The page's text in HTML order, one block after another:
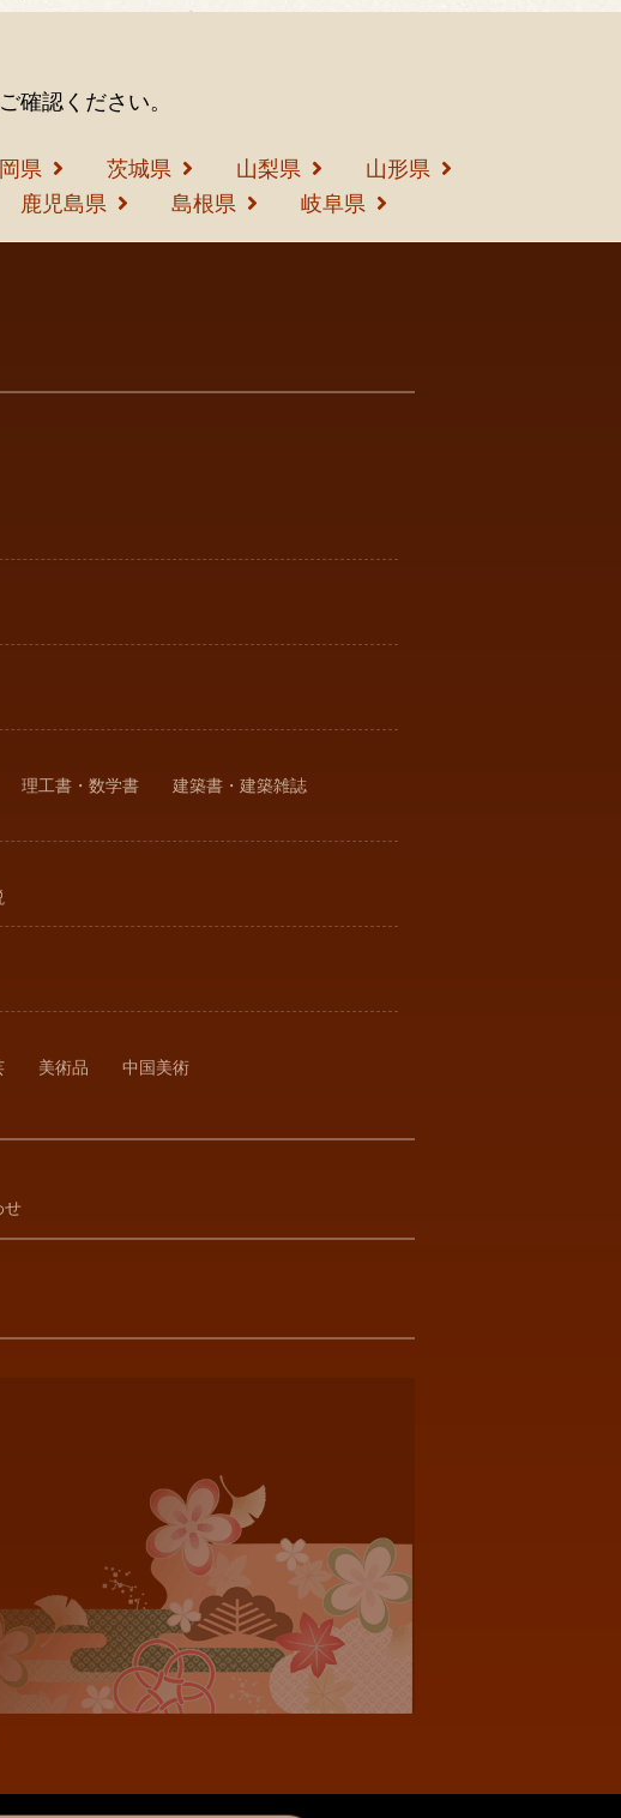
ブ
確認ください。
県 茨城県 山梨県
山形県
鹿児島県 島根県 岐阜県
理工書・数学書
建築書・建築雑誌
美術品 中国美術
せ